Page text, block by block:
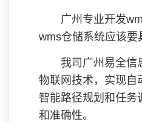
广州专业开发wms
wms仓储系统应该要
我司广州易全信息
物联网技术，实现自
智能路径规划和任务
和准确性。